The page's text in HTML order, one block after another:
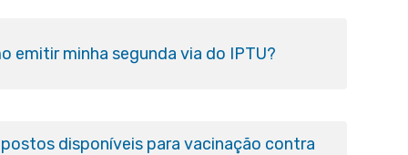
emitir minha segunda via do IPTU?
disponíveis para vacinação contra